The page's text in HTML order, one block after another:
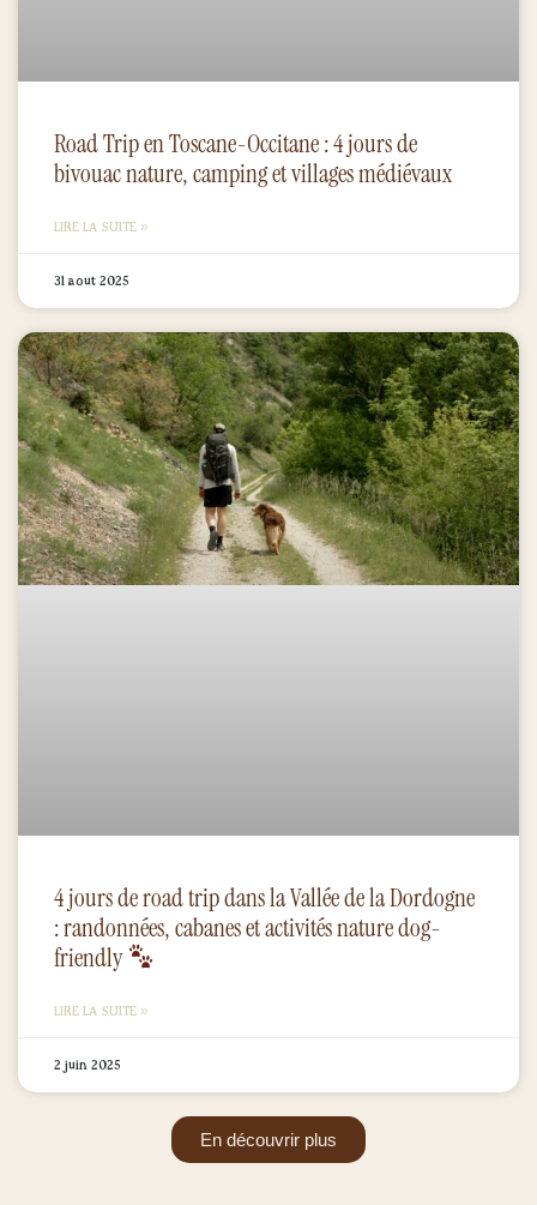
Road Trip en Toscane-Occitane : 4 jours de
bivouac nature, camping et villages médiévaux
LIRE LA SUITE »
31 août 2025
4 jours de road trip dans la Vallée de la Dordogne
: randonnées, cabanes et activités nature dog-
friendly
LIRE LA SUITE »
2 juin 2025
En découvrir plus